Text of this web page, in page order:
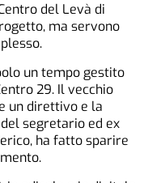
del Levà di
ma servono
un tempo gestito
29. Il vecchio
un direttivo e la
segretario ed ex
ha fatto sparire